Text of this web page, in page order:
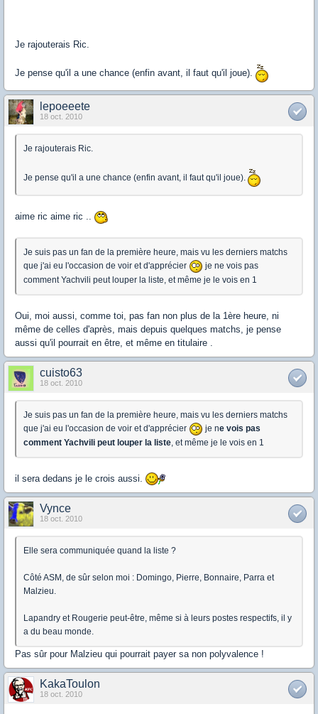
Je rajouterais Ric.
Je pense qu'il a une chance (enfin avant, il faut qu'il joue).
lepoeeete
18 oct. 2010
Je rajouterais Ric.
Je pense qu'il a une chance (enfin avant, il faut qu'il joue).
aime ric aime ric ..
Je suis pas un fan de la première heure, mais vu les derniers matchs
que j'ai eu l'occasion de voir et d'apprécier
je ne vois pas
comment Yachvili peut louper la liste, et même je le vois en 1
Oui, moi aussi, comme toi, pas fan non plus de la 1ère heure, ni
même de celles d'après, mais depuis quelques matchs, je pense
aussi qu'il pourrait en être, et même en titulaire .
cuisto63
18 oct. 2010
Je suis pas un fan de la première heure, mais vu les derniers matchs
que j'ai eu l'occasion de voir et d'apprécier
je ne vois pas
comment Yachvili peut louper la liste , et même je le vois en 1
il sera dedans je le crois aussi.
Vynce
18 oct. 2010
Elle sera communiquée quand la liste ?
Côté ASM, de sûr selon moi : Domingo, Pierre, Bonnaire, Parra et
Malzieu.
Lapandry et Rougerie peut-être, même si à leurs postes respectifs, il y
a du beau monde.
Pas sûr pour Malzieu qui pourrait payer sa non polyvalence !
KakaToulon
18 oct. 2010